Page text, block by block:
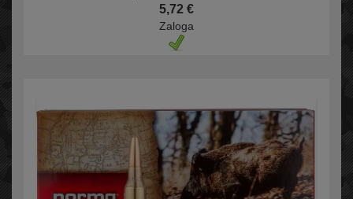
5,72 €
Zaloga